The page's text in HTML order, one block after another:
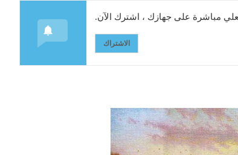
مباشرة على جهازك ، اشترك الآن.
الاشتراك